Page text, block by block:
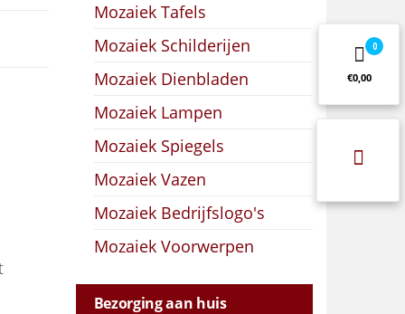
Mozaiek Tafels
Mozaiek Schilderijen
Mozaiek Dienbladen
Mozaiek Lampen
Mozaiek Spiegels
Mozaiek Vazen
Mozaiek Bedrijfslogo's
Mozaiek Voorwerpen
Bezorging aan huis
0
€0,00